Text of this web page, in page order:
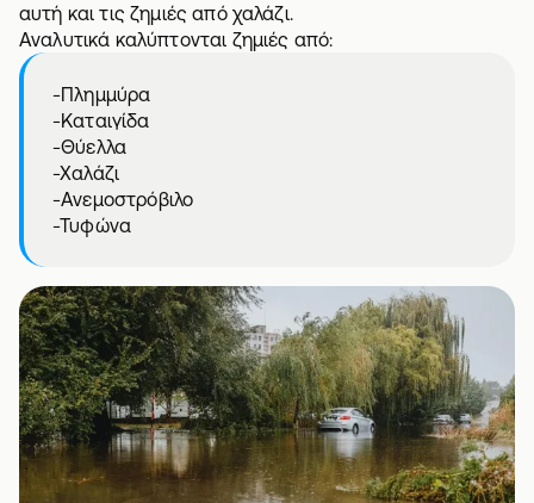
αυτή και τις ζημιές από χαλάζι.
Αναλυτικά καλύπτονται ζημιές από:
-Πλημμύρα
-Καταιγίδα
-Θύελλα
-Χαλάζι
-Ανεμοστρόβιλο
-Τυφώνα